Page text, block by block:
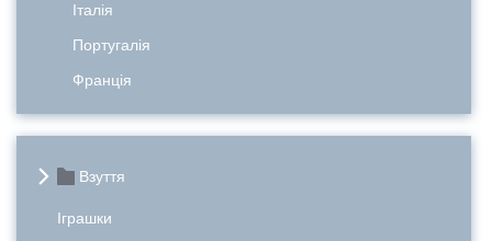
Італія
Португалія
Франція
Взуття
Іграшки